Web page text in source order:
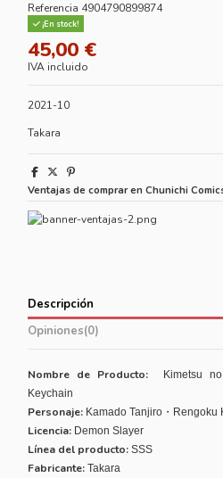
Referencia 4904790899874
¡En stock!
45,00 €
IVA incluido
2021-10
Takara
Ventajas de comprar en Chunichi
Descripción
Opiniones(0)
Nombre de Producto:
Kimetsu
Keychain
Personaje: Kamado Tanjiro・Rengoku
Licencia: Demon Slayer
Línea del producto: SSS
Fabricante: Takara